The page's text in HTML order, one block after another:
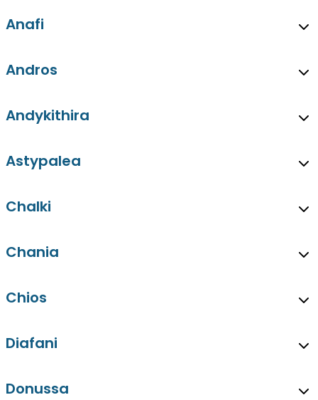
Anafi
Andros
Andykithira
Astypalea
Chalki
Chania
Chios
Diafani
Donussa